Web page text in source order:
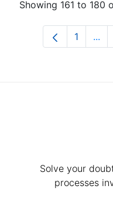
Showing 161 to 180
Page
1 ...
Solve your
processes